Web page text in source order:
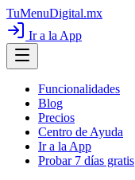
TuMenuDigital.mx
Ir a la App
Funcionalidades
Blog
Precios
Centro de Ayuda
Ir a la App
Probar 7 días gratis